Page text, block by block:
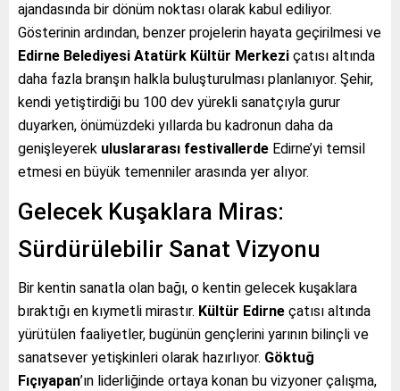
ajandasında bir dönüm noktası olarak kabul ediliyor.
Gösterinin ardından, benzer projelerin hayata geçirilmesi ve
Edirne Belediyesi Atatürk Kültür Merkezi çatısı altında
daha fazla branşın halkla buluşturulması planlanıyor. Şehir,
kendi yetiştirdiği bu 100 dev yürekli sanatçıyla gurur
duyarken, önümüzdeki yıllarda bu kadronun daha da
genişleyerek uluslararası festivallerde Edirne’yi temsil
etmesi en büyük temenniler arasında yer alıyor.
Gelecek Kuşaklara Miras:
Sürdürülebilir Sanat Vizyonu
Bir kentin sanatla olan bağı, o kentin gelecek kuşaklara
bıraktığı en kıymetli mirastır. Kültür Edirne çatısı altında
yürütülen faaliyetler, bugünün gençlerini yarının bilinçli ve
sanatsever yetişkinleri olarak hazırlıyor. Göktuğ
Fıçıyapan’ın liderliğinde ortaya konan bu vizyoner çalışma,